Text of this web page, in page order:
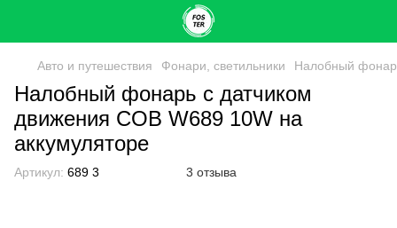
Авто и путешествия Фонари, светильники Налобный
Налобный фонарь с датчиком
движения COB W689 10W на
аккумуляторе
Артикул: 689 3 3 отзыва